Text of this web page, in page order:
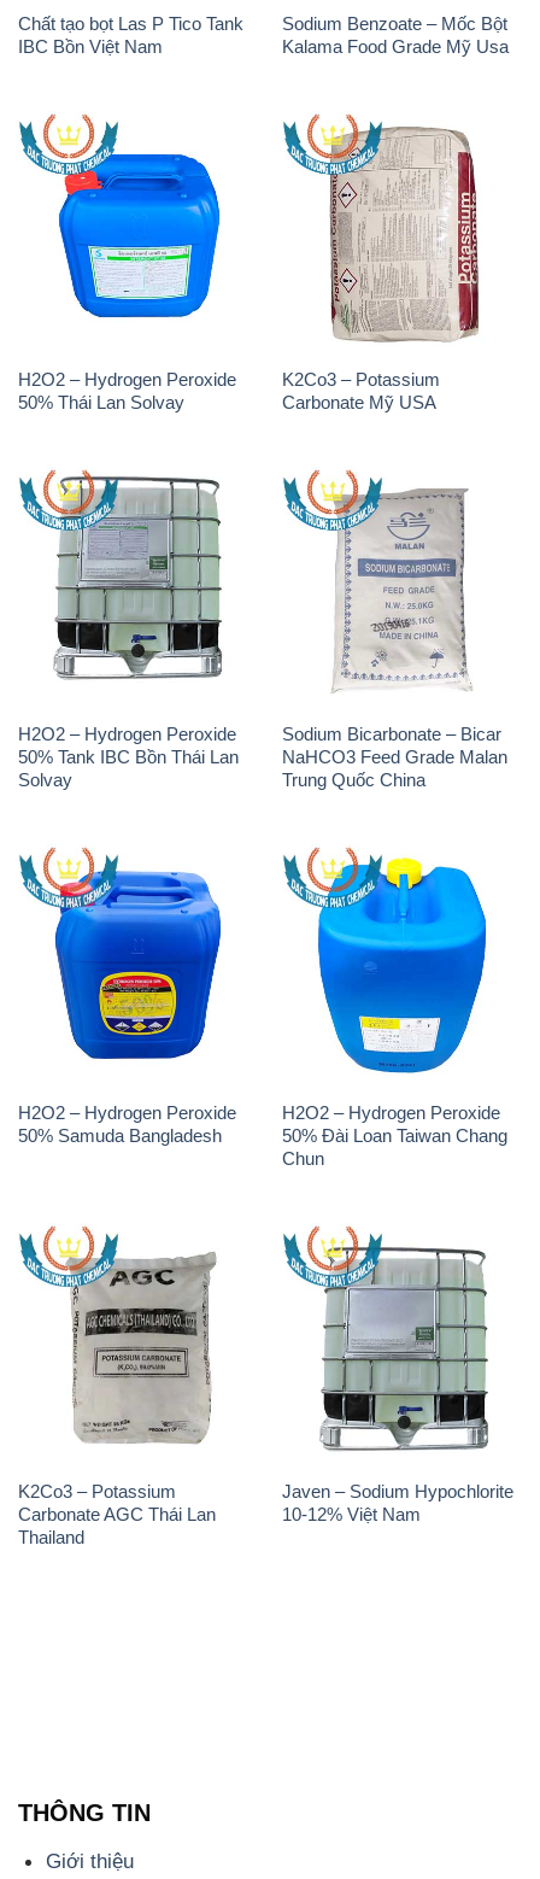
Chất tạo bọt Las P Tico Tank
IBC Bồn Việt Nam
Sodium Benzoate – Mốc Bột
Kalama Food Grade Mỹ Usa
H2O2 – Hydrogen Peroxide
50% Thái Lan Solvay
K2Co3 – Potassium
Carbonate Mỹ USA
H2O2 – Hydrogen Peroxide
50% Tank IBC Bồn Thái Lan
Solvay
Sodium Bicarbonate – Bicar
NaHCO3 Feed Grade Malan
Trung Quốc China
H2O2 – Hydrogen Peroxide
50% Samuda Bangladesh
H2O2 – Hydrogen Peroxide
50% Đài Loan Taiwan Chang
Chun
K2Co3 – Potassium
Carbonate AGC Thái Lan
Thailand
Javen – Sodium Hypochlorite
10-12% Việt Nam
THÔNG TIN
Giới thiệu